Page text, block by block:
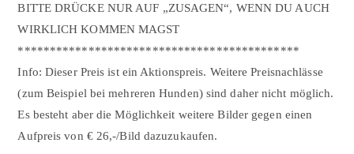
BITTE DRÜCKE NUR AUF „ZUSAGEN“, WENN DU AUCH
WIRKLICH KOMMEN MAGST
********************************************
Info: Dieser Preis ist ein Aktionspreis. Weitere Preisnachlässe
(zum Beispiel bei mehreren Hunden) sind daher nicht möglich.
Es besteht aber die Möglichkeit weitere Bilder gegen einen
Aufpreis von € 26,-/Bild dazuzukaufen.